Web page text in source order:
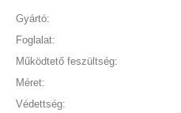
Gyártó:
Foglalat:
Működtető feszültség:
Méret:
Védettség: